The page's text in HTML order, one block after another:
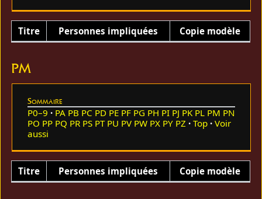
Titre Personnes impliquées Copie modèle
PM
Sommaire
P0–9 PA PB PC PD PE PF PG PH PI PJ PK PL PM PN
PO PP PQ PR PS PT PU PV PW PX PY PZ Top
Voir
aussi
Titre Personnes impliquées Copie modèle